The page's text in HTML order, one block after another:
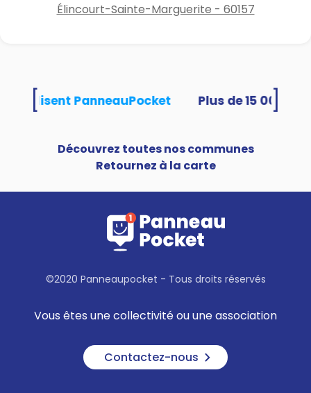
Élincourt-Sainte-Marguerite - 60157
utilisent PanneauPocket
Découvrez toutes nos communes
Retournez à la carte
©2020 Panneaupocket - Tous droits réservés
Vous êtes une collectivité ou une association
Contactez-nous